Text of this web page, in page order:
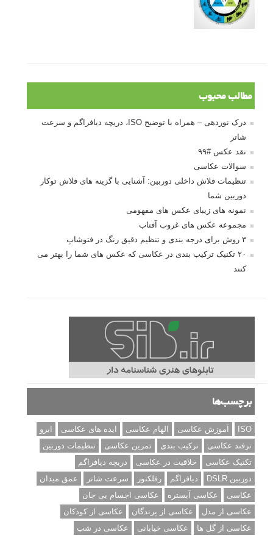
مطالب محبوب
درک نوردهی – همراه با توضیح ISO، دریچه دیافراگم و سرعت
شاتر
نقد عکس #۹۹
سوالات عکاسی
تنظیمات فلاش داخلی دوربین: آشنایی با گزینه های فلاش توکار
دوربین شما
نمونه های زیبای عکس های مفهومی
مجموعه عکس های غروب آفتاب
۳ روش برای درجه بندی و تنظیم دقیق رنگ در فتوشاپ
۲۰ تکنیک ترکیب بندی در عکاسی که عکس های شما را بهتر می
کنند
برچسب‌ها
ISO آموزش عکاسی الهام عکاسی ایده های عکاسی
ایزو
ترفند عکاسی
ترکیب بندی تمرین عکاسی
تنظیمات دوربین
تکنیک عکاسی
خلاقیت در عکاسی
دریچه دیافراگم
دوربین DSLR
دیافراگم رفلکتور سرعت شاتر
عمق میدان
عکاسی
عکاسی آبستره
عکاسی اجسام بی جان
عکاسی از مدل
عکاسی از پرندگان
عکاسی از کودکان
عکاسی از گل ها
عکاسی خیابانی
عکاسی در شب